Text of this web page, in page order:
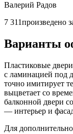
Валерий Радов
7 311произведено
Варианты
Пластиковые
с ламинацией под
точно имитирует
выцветает со
балконной двери
— интерьер и
Для